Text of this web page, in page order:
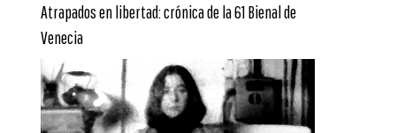
Atrapados en libertad: crónica de la 61 Bienal de
Venecia